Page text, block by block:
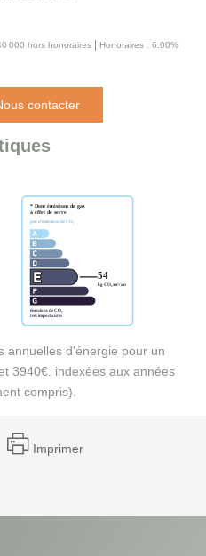
000 hors honoraires | Honoraires : 6.00%
contacter
annuelles d'énergie pour un
3940€. indexées aux années
compris).
Imprimer